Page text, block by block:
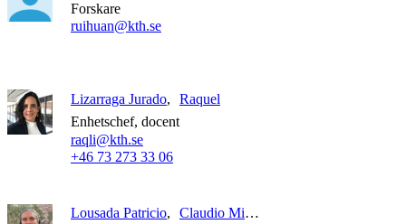
Forskare
ruihuan@kth.se
Lizarraga Jurado
Raquel
Enhetschef, docent
raqli@kth.se
+46 73 273 33 06
Lousada Patricio
Claudio Miguel